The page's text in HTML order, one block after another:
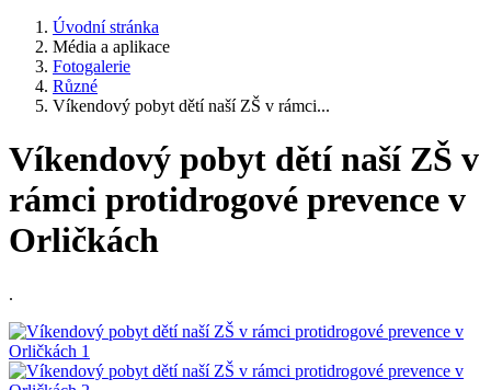
Úvodní stránka
Média a aplikace
Fotogalerie
Různé
Víkendový pobyt dětí naší ZŠ v rámci...
Víkendový pobyt dětí naší ZŠ v
rámci protidrogové prevence v
Orličkách
.